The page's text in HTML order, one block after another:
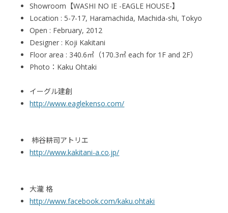
Showroom【WASHI NO IE -EAGLE HOUSE-】
Location : 5-7-17, Haramachida, Machida-shi, Tokyo
Open : February, 2012
Designer : Koji Kakitani
Floor area : 340.6㎡（170.3㎡ each for 1F and 2F）
Photo：Kaku Ohtaki
イーグル建創
http://www.eaglekenso.com/
柿谷耕司アトリエ
http://www.kakitani-a.co.jp/
大瀧 格
http://www.facebook.com/kaku.ohtaki